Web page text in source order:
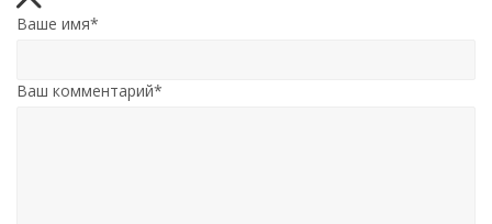
Ваше имя*
Ваш комментарий*